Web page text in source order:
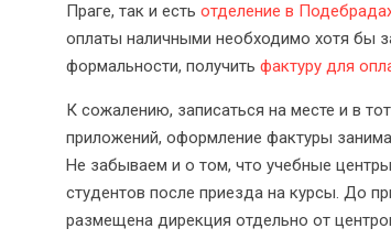
Праге, так и есть отделение в
оплаты наличными необходимо хотя бы
формальности, получить фактуру для
К сожалению, записаться на месте и в
приложений, оформление фактуры
Не забываем и о том, что учебные
студентов после приезда на курсы. До
размещена дирекция отдельно от